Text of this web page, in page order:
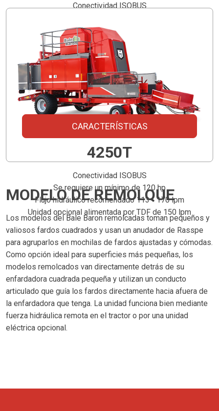
Conectividad ISOBUS
Flujo hidráulico recomendado 113 - 170 lpm
Unidad opcional alimentada por TDF de 150 lpm
4250T
Conectividad ISOBUS
Se requiere un mínimo de 120 hp
Flujo hidráulico recomendado 113 - 170 lpm
Unidad opcional alimentada por TDF de 150 lpm
CARACTERÍSTICAS
MODELO DE REMOLQUE
Los modelos del Bale Baron remolcadas toman pequeños y
valiosos fardos cuadrados y usan un anudador de Rasspe
para agruparlos en mochilas de fardos ajustadas y cómodas.
Como opción ideal para superficies más pequeñas, los
modelos remolcados van directamente detrás de su
enfardadora cuadrada pequeña y utilizan un conducto
articulado que guía los fardos directamente hacia afuera de
la enfardadora que tenga. La unidad funciona bien mediante
fuerza hidráulica remota en el tractor o por una unidad
eléctrica opcional.